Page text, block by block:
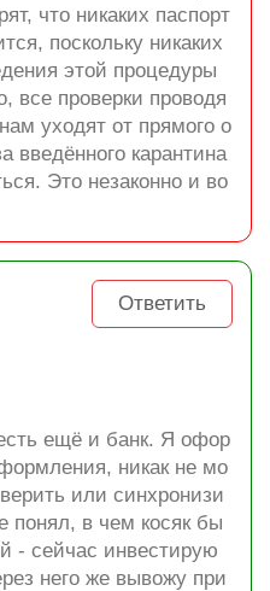
что никаких паспорт
поскольку никаких
этой процедуры
все проверки проводя
уходят от прямого о
введённого карантина
Это незаконно и во
Ответить
ещё и банк. Я офор
никак не мо
или синхронизи
понял, в чем косяк бы
- сейчас инвестирую
него же вывожу при